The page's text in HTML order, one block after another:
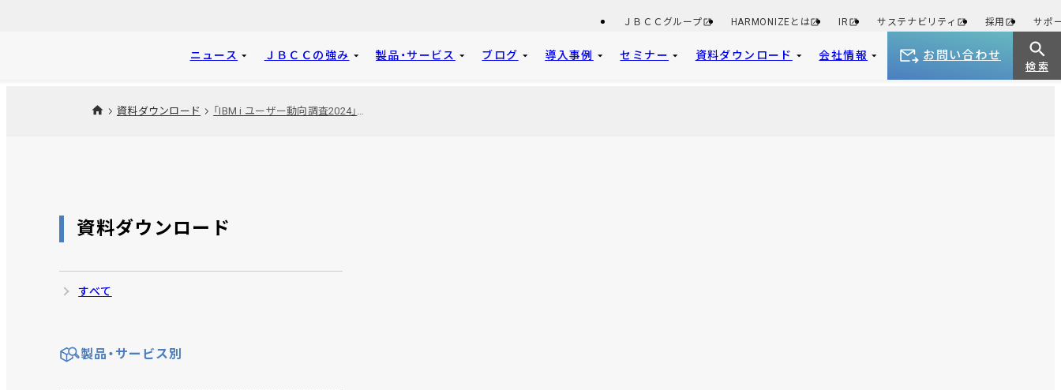
ＪＢＣＣグループ HARMONIZEとは IR サステナビリティ 採用 サポ
ニュース ＪＢＣＣの強み 製品・サービス ブログ 導入事例 セミナー 資料ダウンロード 会社情報 お問い合わせ
検 索
資料ダウンロード
資料ダウンロード
すべて
製品・サービス別